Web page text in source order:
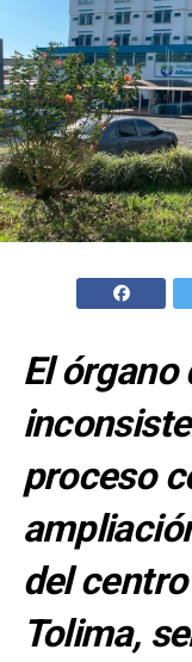
El
proceso
del
Tolima,